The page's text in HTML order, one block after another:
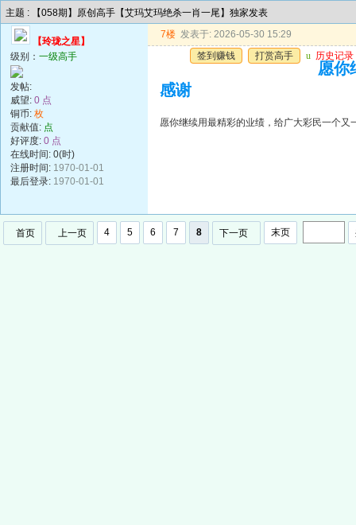
主题 : 【058期】原创高手【艾玛艾玛绝杀一肖一尾】独家发表
【玲珑之星】
级别： 一级高手
发帖:
威望: 0 点
铜币: 枚
贡献值: 点
好评度: 0 点
在线时间: 0(时)
注册时间: 1970-01-01
最后登录: 1970-01-01
7楼 发表于: 2026-05-30 15:29
签到赚钱
打赏高手 u 历史记录
愿你
感谢
愿你继续用最精彩的业绩，给广大彩民一个又
首页 上一页 4 5 6 7 8 下一页 末页